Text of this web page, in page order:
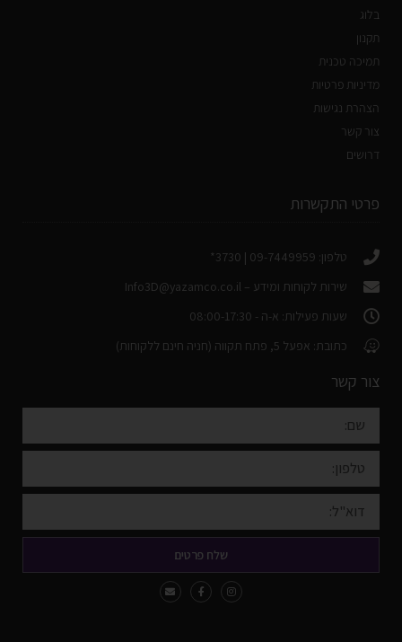
בלוג
תקנון
תמיכה טכנית
מדיניות פרטיות
הצהרת נגישות
צור קשר
דרושים
פרטי התקשרות
טלפון: 09-7449959 | 3730*
שירות לקוחות ומידע – Info3D@yazamco.co.il
שעות פעילות: א-ה - 08:00-17:30
כתובת: אפעל 5, פתח תקווה (חניה חינם ללקוחות)
צור קשר
שלח פרטים